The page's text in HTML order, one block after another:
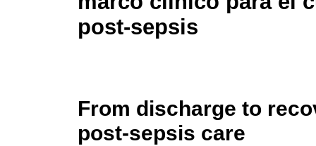
post-sepsis
From discharge to
post-sepsis care